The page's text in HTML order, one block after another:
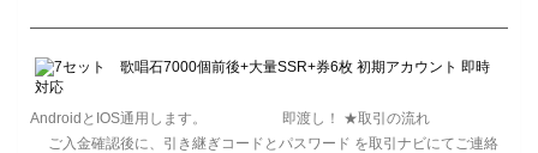
AndroidとIOS通用します。 即渡し！ ★取引の流れ
ご入金確認後に、引き継ぎコードとパスワード を取引ナビにてご連絡